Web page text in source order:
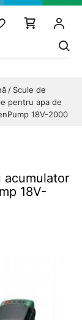
Scule de
pentru apa de
18V-2000
acumulator
18V-